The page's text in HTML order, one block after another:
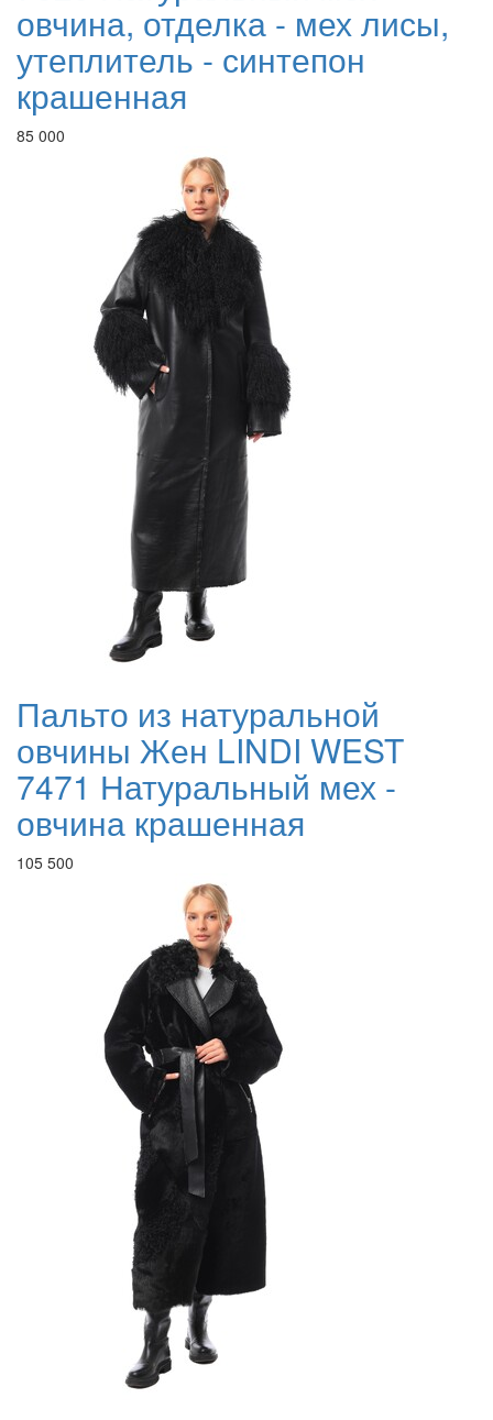
овчина, отделка - мех лисы,
утеплитель - синтепон
крашенная
85 000
Пальто из натуральной
овчины Жен LINDI WEST
7471 Натуральный мех -
овчина крашенная
105 500